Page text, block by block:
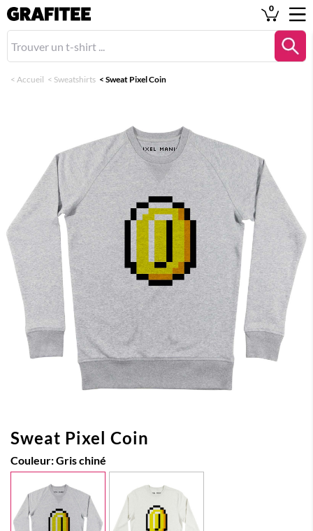
0
< Accueil < Sweatshirts < Sweat Pixel Coin
Sweat Pixel Coin
Couleur:Gris chiné